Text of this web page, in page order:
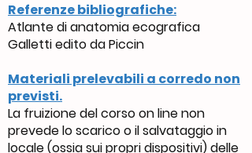
Referenze bibliografiche:
Atlante di anatomia ecografica
Galletti edito da Piccin
Materiali prelevabili a corredo non
previsti.
La fruizione del corso on line non
prevede lo scarico o il salvataggio in
locale (ossia sui propri dispositivi) delle